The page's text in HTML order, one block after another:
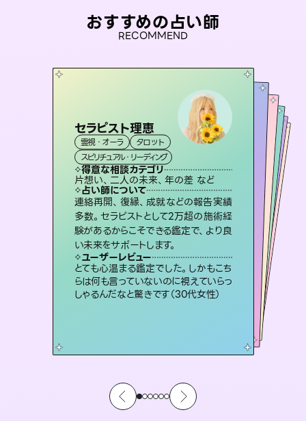
おすすめの占い師
RECOMMEND
セラピスト理恵
霊視・オーラ
タロット
スピリチュアル・リーディング
得意な相談カテゴリ
片想い、二人の未来、年の差 など
占い師について
連絡再開、復縁、成就などの報告実績
多数。セラピストとして2万超の施術経
験があるからこそできる鑑定で、より良
い未来をサポートします。
ユーザーレビュー
とても心温まる鑑定でした。しかもこち
らは何も言っていないのに視えていらっ
しゃるんだなと驚きです（30代女性）
未来視師＊花
霊視・オーラ 心理学
スピリチュアル・リーディング
得意な相談カテゴリ
出逢い、片想い、復縁 など
占い師について
未来には何パターンもの選択肢があり
ます。不安で視えにくくなっているあな
たの素敵な未来を見つけ、その未来を
選択できるようアドバイスします。
ユーザーレビュー
職場の人の性質や人間関係、本心など
本当によく視えていてびっくり。対策が
打てて前向きになれます（40代）
桃源珠羽（とうげんみう）
霊視・オーラ
スピリチュアル・リーディング
得意な相談カテゴリ
片想い、あの人の気持ち、復縁 など
占い師について
恋愛のお悩みの中でも特に「曖昧な関
係」の相談を得意としており、友達以上
恋人未満なお相手との今後や本音を丁
寧に読み解き恋愛成就へと導きます。
ユーザーレビュー
鑑定していただいてアドバイス通りに行
動すると仲が復活してきました。ありが
とうございました（40代 女性）
彗望（すいぼう
霊視・オーラ
スピリチュアル・リーディング
得意な相談カテゴリ
片想い、あの人の気持ち、復縁 など
占い師について
3,700年以上の歴史を持つ東洋最古の占術「易占」で詳細まで占い、幸せへ向かう道筋を示します。厳しい結果にも具体的な対策をお伝えします。
ユーザーレビュー
複雑な背景もしっかり聞いて鑑定して
いただけました。気持ちが楽になりまし
た（50代 女性）
アイリス -iris-
西洋占星術
ルーン
得意な相談カテゴリ
恋愛総合、片想い、二人の未来 など
占い師について
復縁、恋愛、不倫の行方、同性愛や片
思い、仕事関係や借金問題まで知りた
いことや心の負担になっていることを
紐解き、背中をそっと押して導きます。
ユーザーレビュー
安心感のあり、言い切ってくれる所や濁
さない鑑定のおかげで、毎回自分の気
持ちを整えられます（30代 男性）
おう 霊感オラクル
霊視・オーラ
オラクルカード
得意な相談カテゴリ
恋愛総合、あの人の気持ち など
占い師について
霊視×オラクルカードを使って「今」と
「未来」そして「気になるあの人の気持
ち」まで丁寧に読み解き、恋や人生のヒ
ントを優しく引き出します。
ユーザーレビュー
不安な気持ちが嘘みたいに晴れまし
た…！よく視えていらっしゃるんだなと
感じました（40代 女性）